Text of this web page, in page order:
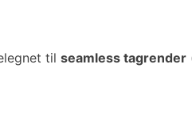
til seamless tagrender